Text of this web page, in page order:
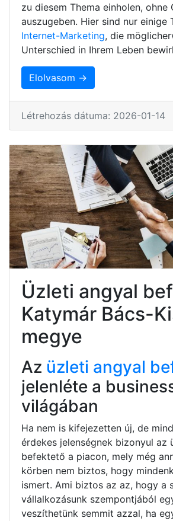
zu diesem Thema einholen, ohne
auszugeben. Hier sind nur einige
Internet-Marketing, die
Unterschied in Ihrem Leben
Elolvasom →
Létrehozás dátuma: 2026-01-14
Üzleti angyal
Katymár Bács-
megye
Az üzleti angyal
jelenléte a
világában
Ha nem is kifejezetten új, de
érdekes jelenségnek bizonyul az
befektető a piacon, mely még
körben nem biztos, hogy
ismert. Ami biztos az az, hogy a
vállalkozásunk szempontjából
veszíthetünk semmit azzal, ha